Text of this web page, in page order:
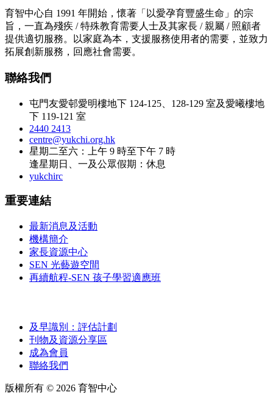
育智中心自 1991 年開始，懷著「以愛孕育豐盛生命」的宗
旨，一直為殘疾 / 特殊教育需要人士及其家長 / 親屬 / 照顧者
提供適切服務。以家庭為本，支援服務使用者的需要，並致力
拓展創新服務，回應社會需要。
聯絡我們
屯門友愛邨愛明樓地下 124-125、128-129 室及愛曦樓地
下 119-121 室
2440 2413
centre@yukchi.org.hk
星期二至六：上午 9 時至下午 7 時
逢星期日、一及公眾假期：休息
yukchirc
重要連結
最新消息及活動
機構簡介
家長資源中心
SEN 光藝遊空間
再續航程-SEN 孩子學習適應班
及早識別：評估計劃
刊物及資源分享區
成為會員
聯絡我們
版權所有 © 2026 育智中心